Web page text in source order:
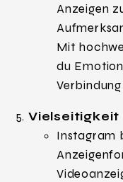
Anzeigen
Mit
du
Instagram